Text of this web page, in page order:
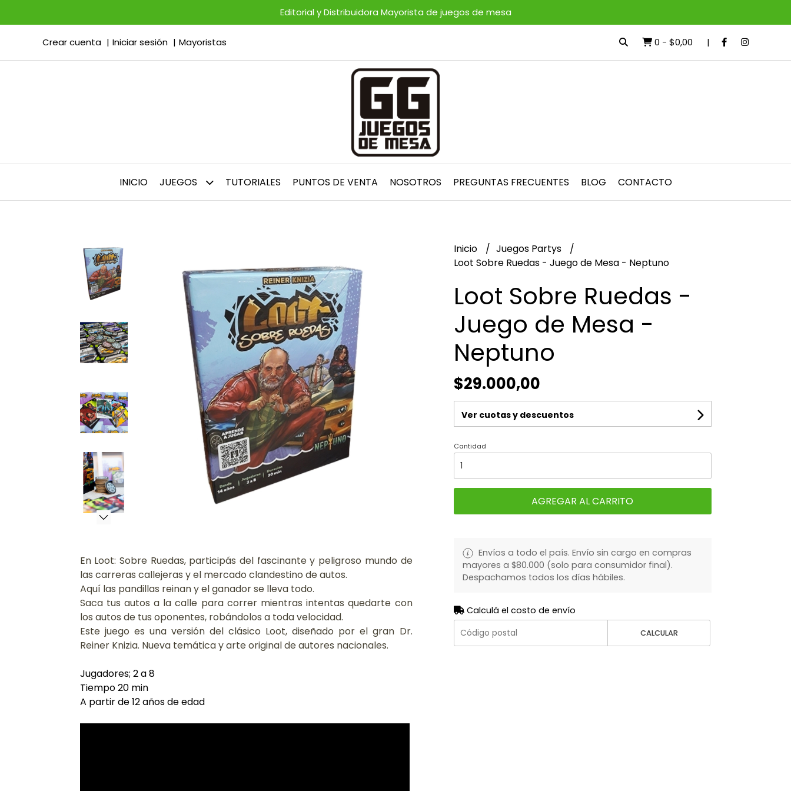
Editorial y Distribuidora Mayorista de juegos de mesa
Crear cuenta Iniciar sesión Mayoristas 0 - $0,00
INICIO JUEGOS TUTORIALES PUNTOS DE VENTA NOSOTROS PREGUNTAS FRECUENTES BLOG CONTACTO
En Loot: Sobre Ruedas, participás del fascinante y peligroso mundo de
las carreras callejeras y el mercado clandestino de autos.
Aquí las pandillas reinan y el ganador se lleva todo.
Saca tus autos a la calle para correr mientras intentas quedarte con
los autos de tus oponentes, robándolos a toda velocidad.
Este juego es una versión del clásico Loot, diseñado por el gran Dr.
Reiner Knizia. Nueva temática y arte original de autores nacionales.
Jugadores; 2 a 8
Tiempo 20 min
A partir de 12 años de edad
Inicio
Juegos Partys
Loot Sobre Ruedas - Juego de Mesa - Neptuno
Loot Sobre Ruedas -
Juego de Mesa -
Neptuno
$29.000,00
Ver cuotas y descuentos
Cantidad
AGREGAR AL CARRITO
Envíos a todo el país. Envío sin cargo en compras
mayores a $80.000 (solo para consumidor final).
Despachamos todos los días hábiles.
Calculá el costo de envío
CALCULAR